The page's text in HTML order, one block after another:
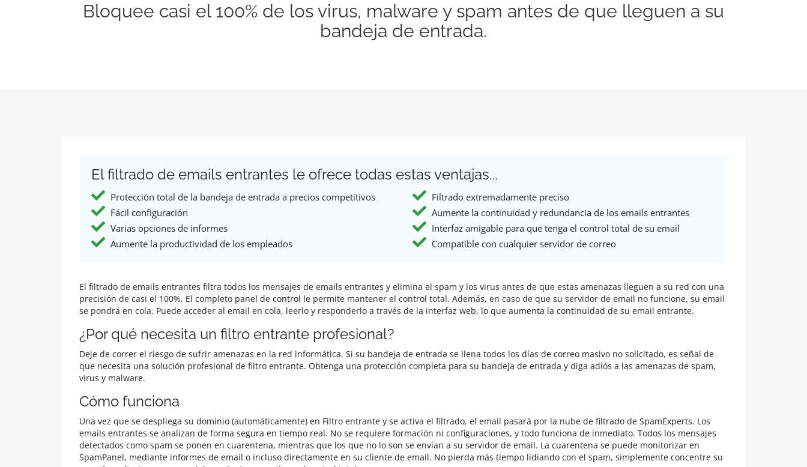
Bloquee casi el 100% de los virus, malware y spam antes de que lleguen a su
bandeja de entrada.
El filtrado de emails entrantes le ofrece todas estas ventajas...
Protección total de la bandeja de entrada a precios competitivos
Filtrado extremadamente preciso
Fácil configuración
Aumente la continuidad y redundancia de los emails entrantes
Varias opciones de informes
Interfaz amigable para que tenga el control total de su email
Aumente la productividad de los empleados
Compatible con cualquier servidor de correo
El filtrado de emails entrantes filtra todos los mensajes de emails entrantes y elimina el spam y los virus antes de que estas amenazas lleguen a su red con una
precisión de casi el 100%. El completo panel de control le permite mantener el control total. Además, en caso de que su servidor de email no funcione, su email
se pondrá en cola. Puede acceder al email en cola, leerlo y responderlo a través de la interfaz web, lo que aumenta la continuidad de su email entrante.
¿Por qué necesita un filtro entrante profesional?
Deje de correr el riesgo de sufrir amenazas en la red informática. Si su bandeja de entrada se llena todos los días de correo masivo no solicitado, es señal de
que necesita una solución profesional de filtro entrante. Obtenga una protección completa para su bandeja de entrada y diga adiós a las amenazas de spam,
virus y malware.
Cómo funciona
Una vez que se despliega su dominio (automáticamente) en Filtro entrante y se activa el filtrado, el email pasará por la nube de filtrado de SpamExperts. Los
emails entrantes se analizan de forma segura en tiempo real. No se requiere formación ni configuraciones, y todo funciona de inmediato. Todos los mensajes
detectados como spam se ponen en cuarentena, mientras que los que no lo son se envían a su servidor de email. La cuarentena se puede monitorizar en
SpamPanel, mediante informes de email o incluso directamente en su cliente de email. No pierda más tiempo lidiando con el spam, simplemente concentre su